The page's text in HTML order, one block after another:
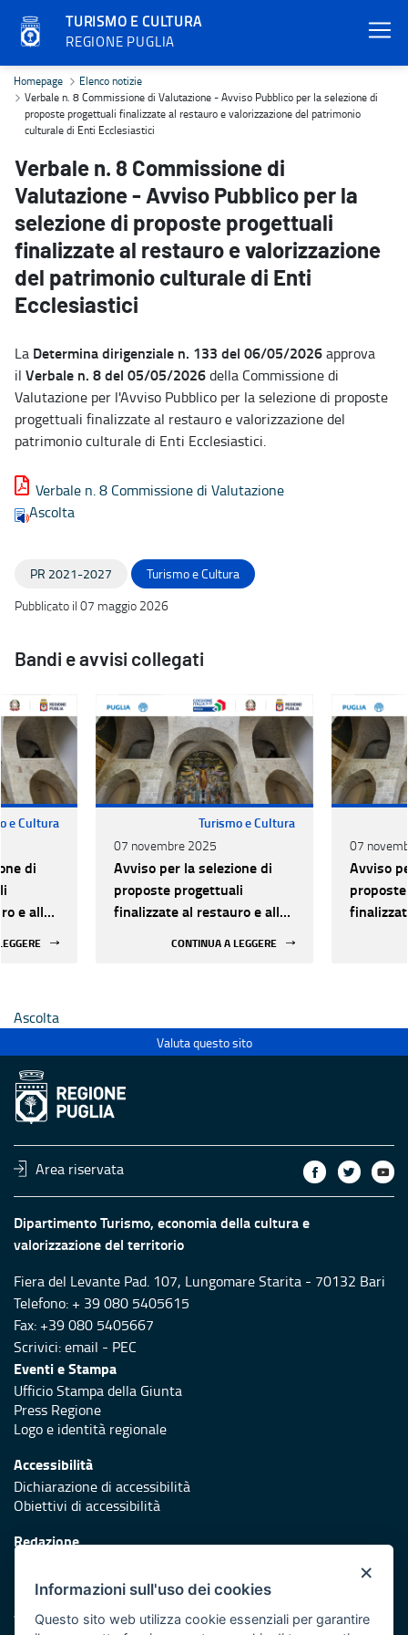
TURISMO E CULTURA
REGIONE PUGLIA
Verbale n. 8 Commissione di Valutazione - Avviso Pubblico per
Homepage
Elenco notizie
Verbale n. 8 Commissione di Valutazione - Avviso Pubblico per la selezione di
proposte progettuali finalizzate al restauro e valorizzazione del patrimonio
culturale di Enti Ecclesiastici
Verbale n. 8 Commissione di
Valutazione - Avviso Pubblico per la
selezione di proposte progettuali
finalizzate al restauro e valorizzazione
del patrimonio culturale di Enti
Ecclesiastici
La Determina dirigenziale n. 133 del 06/05/2026approva
il Verbale n. 8 del 05/05/2026della Commissione di
Valutazione per l'Avviso Pubblico per la selezione di proposte
progettuali finalizzate al restauro e valorizzazione del
patrimonio culturale di Enti Ecclesiastici.
Verbale n. 8 Commissione di Valutazione
Ascolta
PR 2021-2027
Turismo e Cultura
Pubblicato il 07 maggio 2026
Bandi e avvisi collegati
e Cultura
di
e alla
Turismo e Cultura
07 novembre 2025
Avviso per la selezione di
proposte progettuali
finalizzate al restauro e alla
CONTINUA A LEGGERE
07
Avviso
Ascolta
Valuta questo sito
Area riservata
Dipartimento Turismo, economia della cultura e
valorizzazione del territorio
Fiera del Levante Pad. 107, Lungomare Starita - 70132 Bari
Telefono: + 39 080 5405615
Fax: +39 080 5405667
Scrivici:email - PEC
Eventi e Stampa
Ufficio Stampa della Giunta
Press Regione
Logo e identità regionale
Accessibilità
Dichiarazione di accessibilità
Obiettivi di accessibilità
Redazione
Protezione civile
Vai al sito di Protezione Civile Puglia
×
Informazioni sull'uso dei cookies
Questo sito web utilizza cookie essenziali per garantire